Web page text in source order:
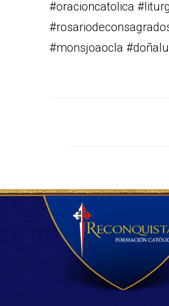
#oracioncatolica
#monsjoaocla